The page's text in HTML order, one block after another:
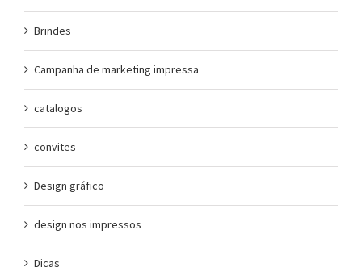
Brindes
Campanha de marketing impressa
catalogos
convites
Design gráfico
design nos impressos
Dicas